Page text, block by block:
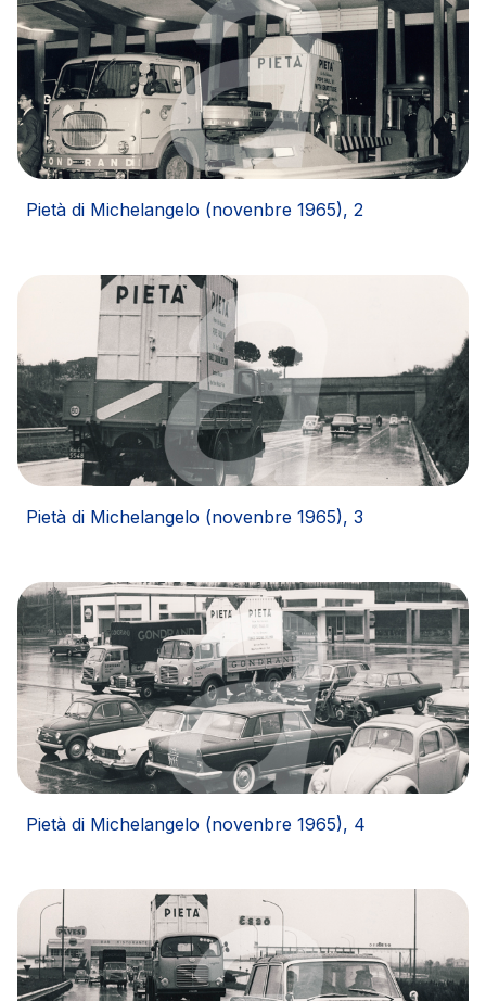
Pietà di Michelangelo (novenbre 1965), 2
Pietà di Michelangelo (novenbre 1965), 3
Pietà di Michelangelo (novenbre 1965), 4